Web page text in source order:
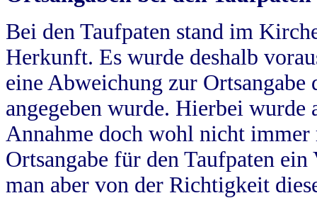
Bei den Taufpaten stand im
Herkunft. Es wurde deshalb
eine Abweichung zur
angegeben wurde. Hierbei wurde
Annahme doch wohl nicht
Ortsangabe für den Taufpaten
man aber von der Richtigkeit